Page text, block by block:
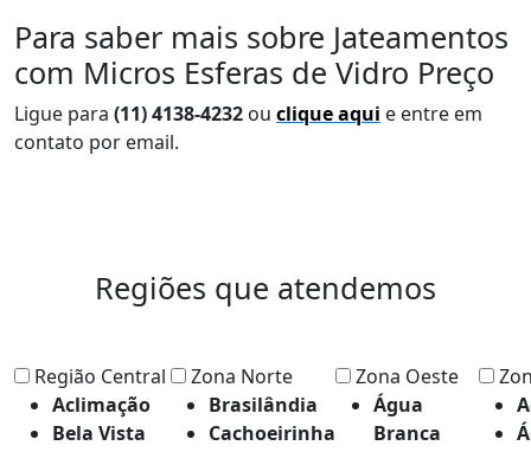
Para saber mais sobre Jateamentos
com Micros Esferas de Vidro Preço
Ligue para (11) 4138-4232 ou clique aqui e entre em
contato por email.
Regiões que atendemos
Região Central
Aclimação
Bela Vista
Zona Norte
Brasilândia
Cachoeirinha
Zona Oeste
Água
Branca